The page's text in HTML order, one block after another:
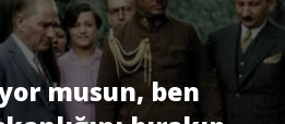
musun, ben